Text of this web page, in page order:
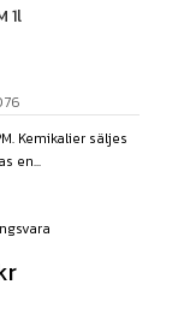
1l
Kemikalier säljes
en...